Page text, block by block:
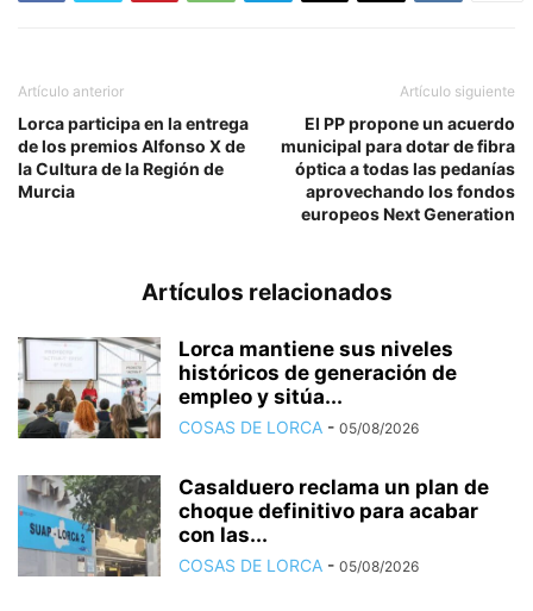
Artículo anterior
Lorca participa en la entrega
de los premios Alfonso X de
la Cultura de la Región de
Murcia
Artículo siguiente
El PP propone un acuerdo
municipal para dotar de fibra
óptica a todas las pedanías
aprovechando los fondos
europeos Next Generation
Artículos relacionados
Lorca mantiene sus niveles
históricos de generación de
empleo y sitúa...
COSAS DE LORCA - 05/08/2026
Casalduero reclama un plan de
choque definitivo para acabar
con las...
COSAS DE LORCA - 05/08/2026